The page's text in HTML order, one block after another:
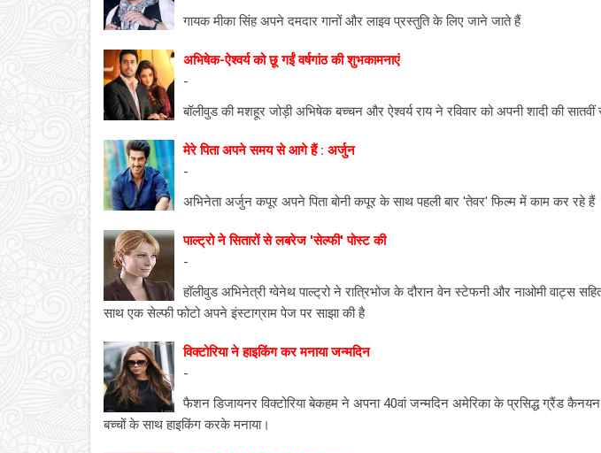
गायक मीका सिंह अपने दमदार गानों और लाइव प्रस्तुति के लिए जाने जाते हैं
अभिषेक-ऐश्वर्य को छू गईं वर्षगांठ की शुभकामनाएं
-
बॉलीवुड की मशहूर जोड़ी अभिषेक बच्चन और ऐश्वर्य राय ने रविवार को अपनी शादी की सातवीं
मेरे पिता अपने समय से आगे हैं : अर्जुन
-
अभिनेता अर्जुन कपूर अपने पिता बोनी कपूर के साथ पहली बार 'तेवर' फिल्म में काम कर रहे हैं
पाल्ट्रो ने सितारों से लबरेज 'सेल्फी' पोस्ट की
-
हॉलीवुड अभिनेत्री ग्वेनेथ पाल्ट्रो ने रात्रिभोज के दौरान वेन स्टेफनी और नाओमी वाट्स
साथ एक सेल्फी फोटो अपने इंस्टाग्राम पेज पर साझा की है
विक्टोरिया ने हाइकिंग कर मनाया जन्मदिन
-
फैशन डिजायनर विक्टोरिया बेकहम ने अपना 40वां जन्मदिन अमेरिका के प्रसिद्ध ग्रैंड
बच्चों के साथ हाइकिंग करके मनाया।